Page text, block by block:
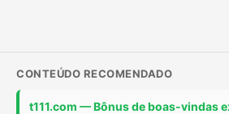
CONTEÚDO RECOMENDADO
t111.com — Bônus de boas-vindas